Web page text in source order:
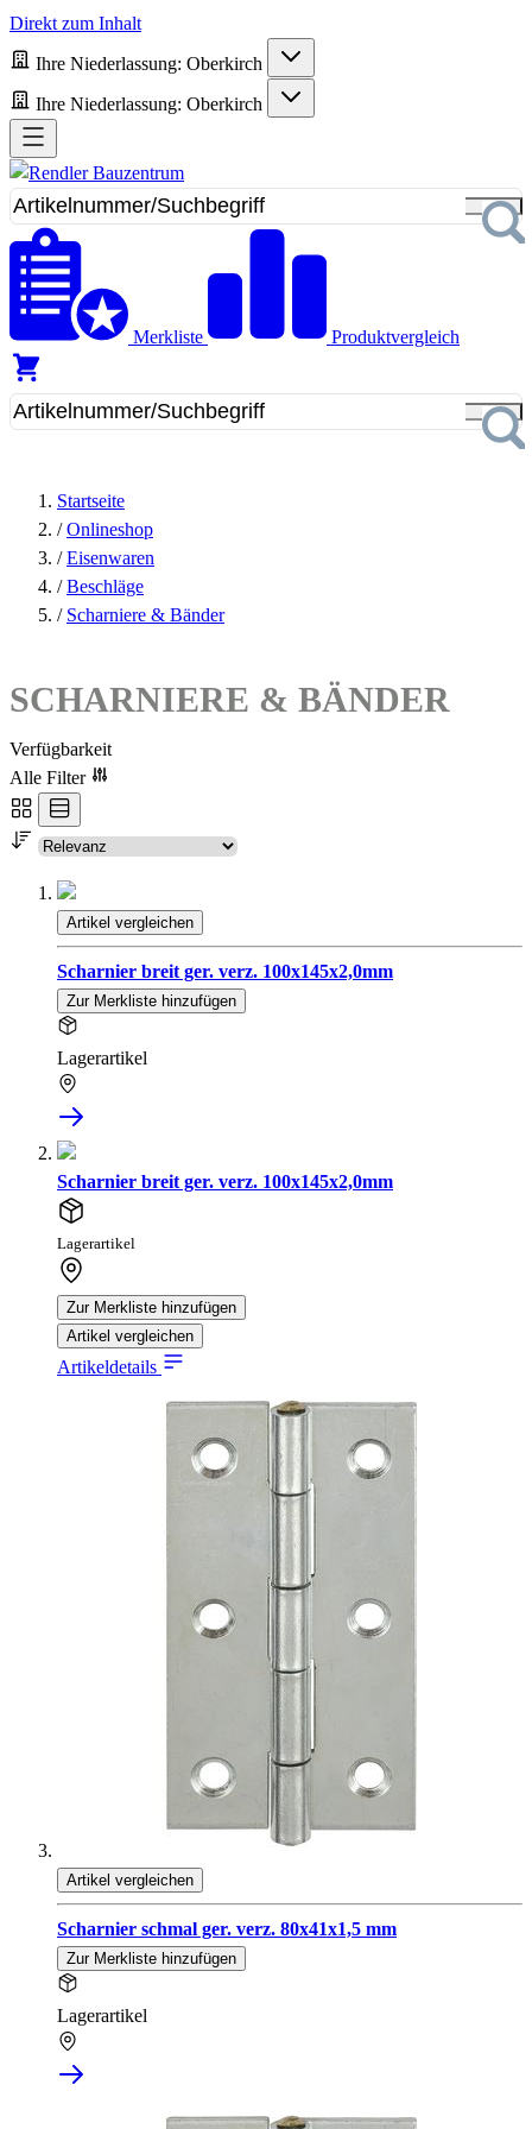
Direkt zum Inhalt
Ihre Niederlassung: Oberkirch
Ihre Niederlassung: Oberkirch
Merkliste Produktvergleich
Startseite
/ Onlineshop
/ Eisenwaren
/ Beschläge
/ Scharniere & Bänder
SCHARNIERE & BÄNDER
Verfügbarkeit
Alle Filter
Artikel vergleichen
Scharnier breit ger. verz. 100x145x2,0mm
Zur Merkliste hinzufügen
Lagerartikel
Scharnier breit ger. verz. 100x145x2,0mm
Lagerartikel
Zur Merkliste hinzufügen
Artikel vergleichen
Artikeldetails
Artikel vergleichen
Scharnier schmal ger. verz. 80x41x1,5 mm
Zur Merkliste hinzufügen
Lagerartikel